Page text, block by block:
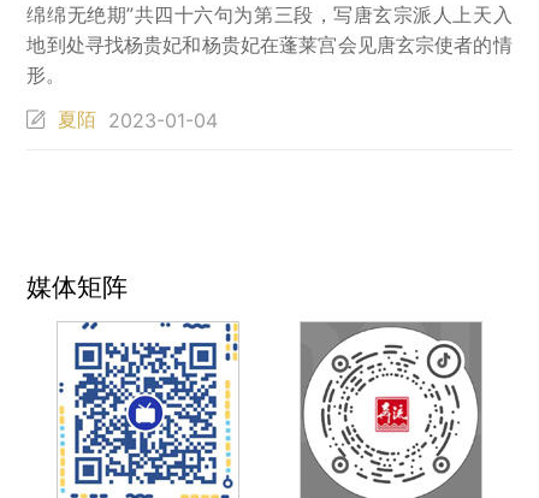
绵绵无绝期”共四十六句为第三段，写唐玄宗派人上天入
地到处寻找杨贵妃和杨贵妃在蓬莱宫会见唐玄宗使者的情
形。
夏陌 2023-01-04
媒体矩阵